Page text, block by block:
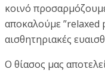
κοινό
αποκαλούμε ”relaxed
αισθητηριακές
Ο θίασος μας